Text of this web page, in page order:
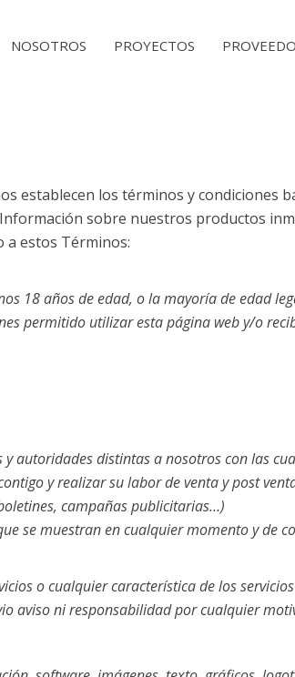
NOSOTROS PROYECTOS
establecen los términos y condiciones
sobre nuestros productos
a estos Términos:
18 años de edad, o la mayoría de edad
permitido utilizar esta página web y/o
autoridades distintas a nosotros con las
y realizar su labor de venta y post
campañas publicitarias…)
se muestran en cualquier momento y de
o cualquier característica de los
aviso ni responsabilidad por cualquier